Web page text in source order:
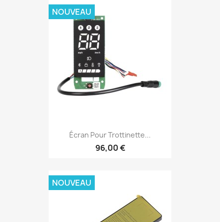
Écran Pour Trottinette...
96,00 €
NOUVEAU
NOUVEAU